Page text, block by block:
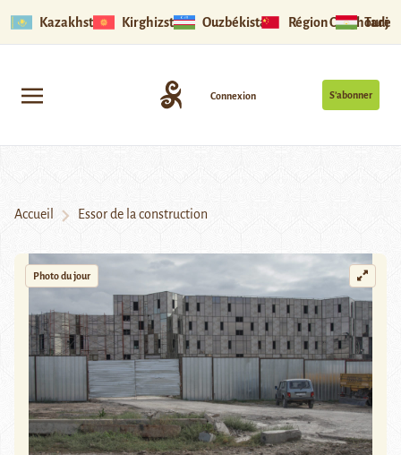
Kazakhstan Kirghizstan Ouzbékistan Région Ouïghoure
S’abonner
Connexion
Accueil Essor de la construction
Photo du jour